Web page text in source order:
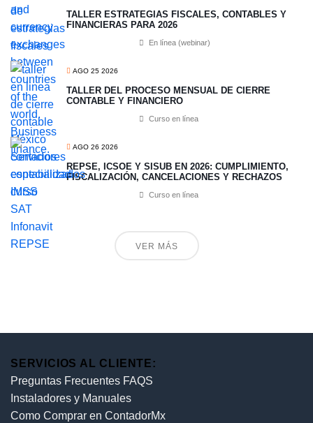
TALLER ESTRATEGIAS FISCALES, CONTABLES Y
FINANCIERAS PARA 2026
En línea (webinar)
AGO 25 2026
TALLER DEL PROCESO MENSUAL DE CIERRE
CONTABLE Y FINANCIERO
Curso en línea
AGO 26 2026
REPSE, ICSOE Y SISUB EN 2026: CUMPLIMIENTO,
FISCALIZACIÓN, CANCELACIONES Y RECHAZOS
Curso en línea
VER MÁS
SERVICIOS AL CLIENTE:
Preguntas Frecuentes FAQS
Instaladores y Manuales
Como Comprar en ContadorMx